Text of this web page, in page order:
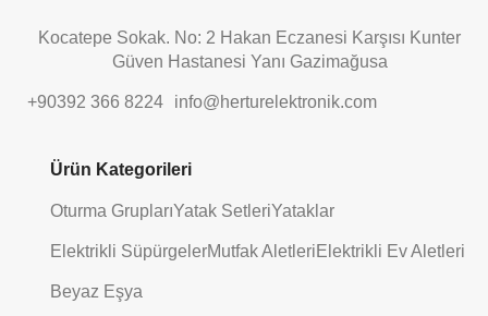
Kocatepe Sokak. No: 2 Hakan Eczanesi Karşısı Kunter
Güven Hastanesi Yanı Gazimağusa
+90392 366 8224 info@herturelektronik.com
Ürün Kategorileri
Oturma GruplarıYatak SetleriYataklar
Elektrikli SüpürgelerMutfak AletleriElektrikli Ev Aletleri
Beyaz Eşya